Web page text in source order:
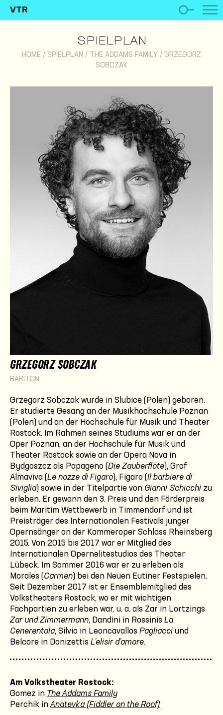
VTR
SPIELPLAN
HOME / SPIELPLAN / THE ADDAMS FAMILY / GRZEGORZ
SOBCZAK
GRZEGORZ SOBCZAK
BARITON
Grzegorz Sobczak wurde in Slubice (Polen) geboren.
Er studierte Gesang an der Musikhochschule Poznan
(Polen) und an der Hochschule für Musik und Theater
Rostock. Im Rahmen seines Studiums war er an der
Oper Poznan, an der Hochschule für Musik und
Theater Rostock sowie an der Opera Nova in
Bydgoszcz als Papageno (Die Zauberflöte), Graf
Almaviva (Le nozze di Figaro), Figaro (Il barbiere di
Siviglia) sowie in der Titelpartie von Gianni Schicchi zu
erleben. Er gewann den 3. Preis und den Förderpreis
beim Maritim Wettbewerb in Timmendorf und ist
Preisträger des Internationalen Festivals junger
Opernsänger an der Kammeroper Schloss Rheinsberg
2015. Von 2015 bis 2017 war er Mitglied des
Internationalen Opernelitestudios des Theater
Lübeck. Im Sommer 2016 war er zu erleben als
Morales (Carmen) bei den Neuen Eutiner Festspielen.
Seit Dezember 2017 ist er Ensemblemitglied des
Volkstheaters Rostock, wo er mit wichtigen
Fachpartien zu erleben war, u. a. als Zar in Lortzings
Zar und Zimmermann, Dandini in Rossinis La
Cenerentola, Silvio in Leoncavallos Pagliacci und
Belcore in Donizettis L'elisir d'amore.
Am Volkstheater Rostock:
Gomez in The Addams Family
Perchik in Anatevka (Fiddler on the Roof)